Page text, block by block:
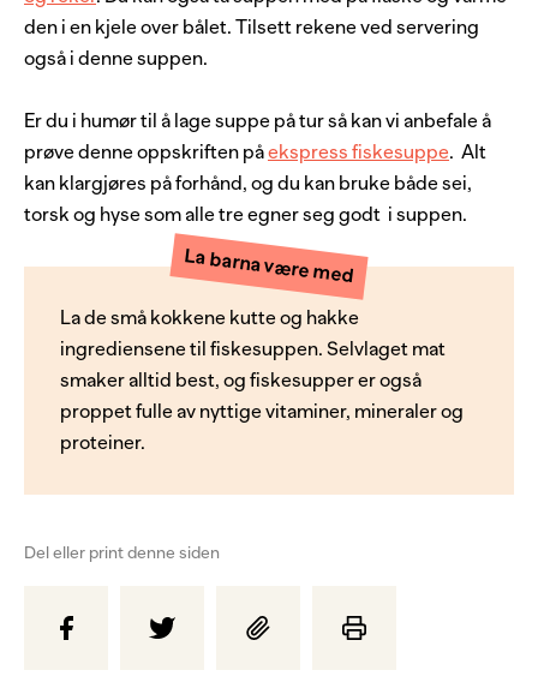
den i en kjele over bålet. Tilsett rekene ved servering
også i denne suppen.
Er du i humør til å lage suppe på tur så kan vi anbefale å
prøve denne oppskriften påekspress fiskesuppe. Alt
kan klargjøres på forhånd, og du kan bruke både sei,
torsk og hyse som alle tre egner seg godt i suppen.
La barna være med
La de små kokkene kutte og hakke
ingrediensene til fiskesuppen. Selvlaget mat
smaker alltid best, og fiskesupper er også
proppet fulle av nyttige vitaminer, mineraler og
proteiner.
Del eller print denne siden